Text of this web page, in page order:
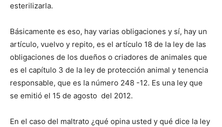
esterilizarla.
Básicamente es eso, hay varias obligaciones y sí, hay un
artículo, vuelvo y repito, es el artículo 18 de la ley de las
obligaciones de los dueños o criadores de animales que
es el capítulo 3 de la ley de protección animal y tenencia
responsable, que es la número 248 -12. Es una ley que
se emitió el 15 de agosto del 2012.
En el caso del maltrato ¿qué opina usted y qué dice la ley